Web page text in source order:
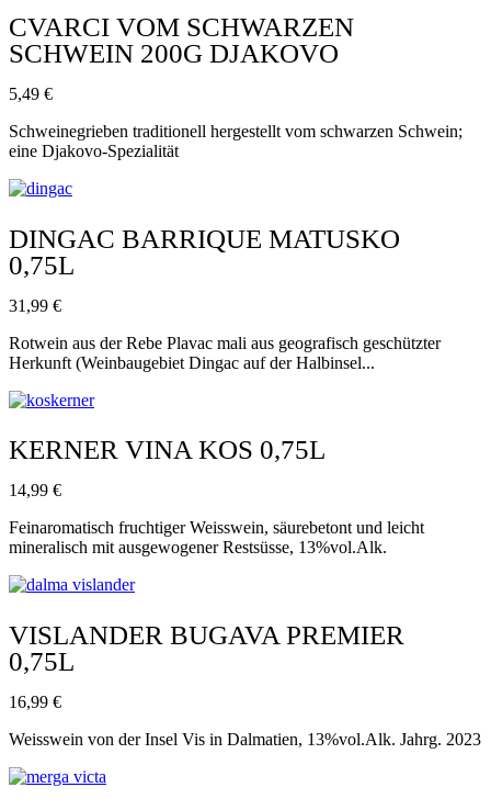
CVARCI VOM SCHWARZEN
SCHWEIN 200G DJAKOVO
5,49 €
Schweinegrieben traditionell hergestellt vom schwarzen Schwein;
eine Djakovo-Spezialität
DINGAC BARRIQUE MATUSKO
0,75L
31,99 €
Rotwein aus der Rebe Plavac mali aus geografisch geschützter
Herkunft (Weinbaugebiet Dingac auf der Halbinsel...
KERNER VINA KOS 0,75L
14,99 €
Feinaromatisch fruchtiger Weisswein, säurebetont und leicht
mineralisch mit ausgewogener Restsüsse, 13%vol.Alk.
VISLANDER BUGAVA PREMIER
0,75L
16,99 €
Weisswein von der Insel Vis in Dalmatien, 13%vol.Alk. Jahrg. 2023